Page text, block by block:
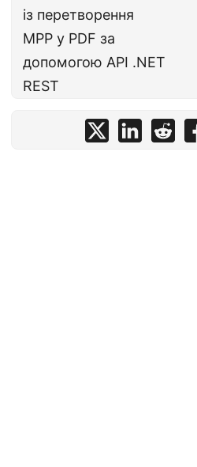
із перетворення
MPP у PDF за
допомогою API .NET
REST